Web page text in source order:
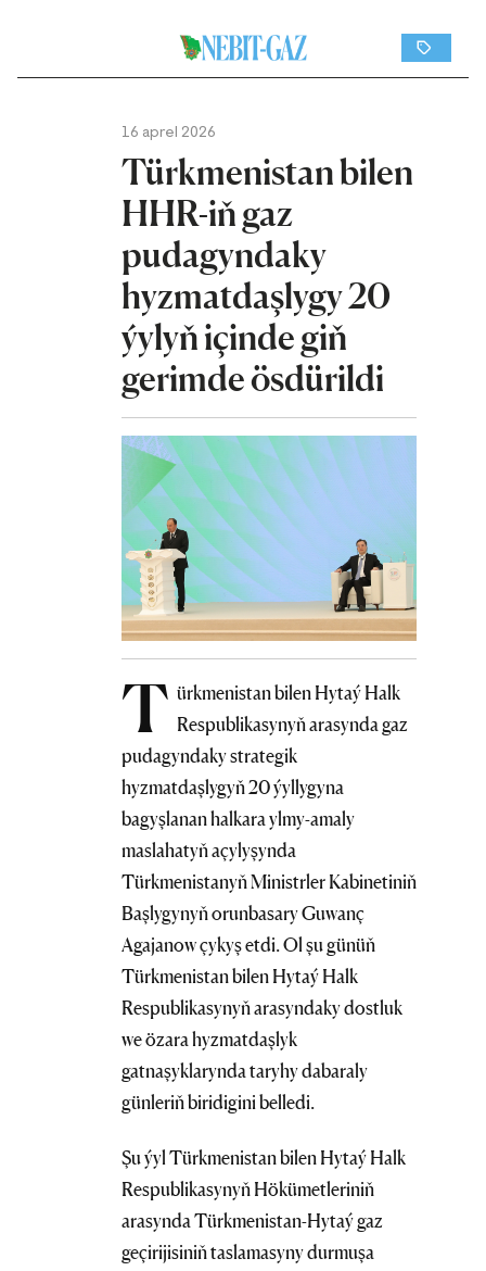
16 aprel 2026
Türkmenistan bilen
HHR-iň gaz
pudagyndaky
hyzmatdaşlygy 20
ýylyň içinde giň
gerimde ösdürildi
T ürkmenistan bilen Hytaý Halk
Respublikasynyň arasynda gaz
pudagyndaky strategik
hyzmatdaşlygyň 20 ýyllygyna
bagyşlanan halkara ylmy-amaly
maslahatyň açylyşynda
Türkmenistanyň Ministrler Kabinetiniň
Başlygynyň orunbasary Guwanç
Agajanow çykyş etdi. Ol şu günüň
Türkmenistan bilen Hytaý Halk
Respublikasynyň arasyndaky dostluk
we özara hyzmatdaşlyk
gatnaşyklarynda taryhy dabaraly
günleriň biridigini belledi.
Şu ýyl Türkmenistan bilen Hytaý Halk
Respublikasynyň Hökümetleriniň
arasynda Türkmenistan-Hytaý gaz
geçirijisiniň taslamasyny durmuşa